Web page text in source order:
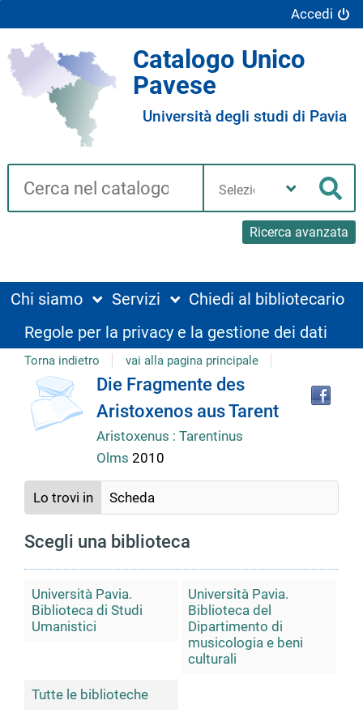
Accedi
Catalogo Unico
Pavese
Università degli studi di Pavia
Cerca su "Catalogo"
Ricerca avanzata
biblioteca
Chi siamo Servizi
Chiedi al bibliotecario
Regole per la privacy e la gestione dei dati
Torna indietro vai alla pagina principale
Dettaglio
del
documento
Die Fragmente des
Aristoxenos aus Tarent
Aristoxenus : Tarentinus
Olms 2010
Lo trovi in Scheda
Scegli una biblioteca
Università Pavia.
Biblioteca di Studi
Umanistici
Università Pavia.
Biblioteca del
Dipartimento di
musicologia e beni
culturali
Tutte le biblioteche